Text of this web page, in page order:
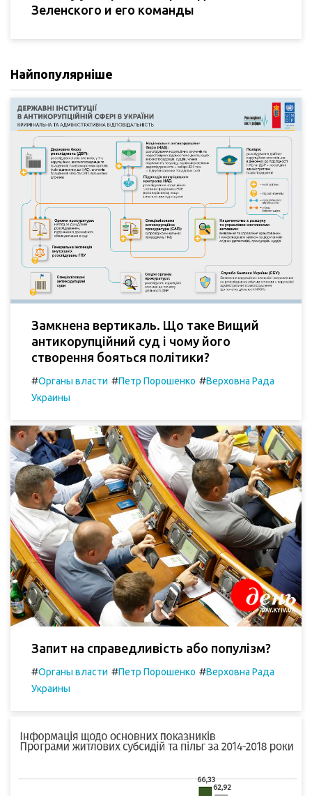
Зеленского и его команды
Найпопулярніше
Замкнена вертикаль. Що таке Вищий
антикорупційний суд і чому його
створення бояться політики?
#Органы власти #Петр Порошенко #Верховна Рада
Украины
Запит на справедливість або популізм?
#Органы власти #Петр Порошенко #Верховна Рада
Украины